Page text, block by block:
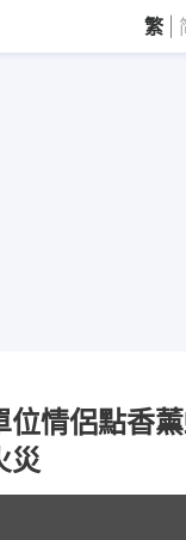
繁
位情侶點香
災